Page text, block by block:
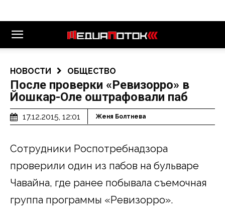
НОВОСТИ ОБЩЕСТВО
После проверки «Ревизорро» в
Йошкар-Оле оштрафовали паб
17.12.2015, 12:01 Женя Болтнева
Сотрудники Роспотребнадзора
проверили один из пабов на бульваре
Чавайна, где ранее побывала съемочная
группа программы «Ревизорро».